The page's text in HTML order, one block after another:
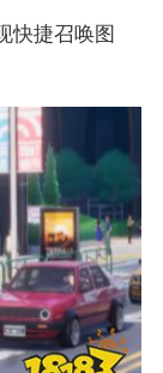
快捷召唤图